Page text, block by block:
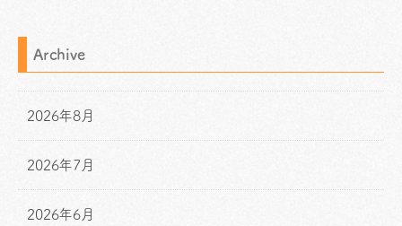
Archive
2026年8月
2026年7月
2026年6月